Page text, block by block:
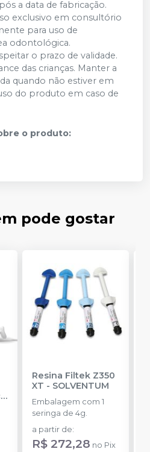
a data de fabricação.
exclusivo em consultório
para uso de
odontológica.
o prazo de validade.
das crianças. Manter a
quando não estiver em
do produto em caso de
o produto:
pode gostar
-
Resina Filtek Z350
XT - SOLVENTUM
Embalagem com 1
seringa de 4g.
a partir de:
R$ 272,28 no Pix